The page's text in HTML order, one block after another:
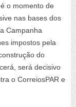
o momento de
nas bases dos
Campanha
impostos pela
do
será decisivo
o CorreiosPAR e